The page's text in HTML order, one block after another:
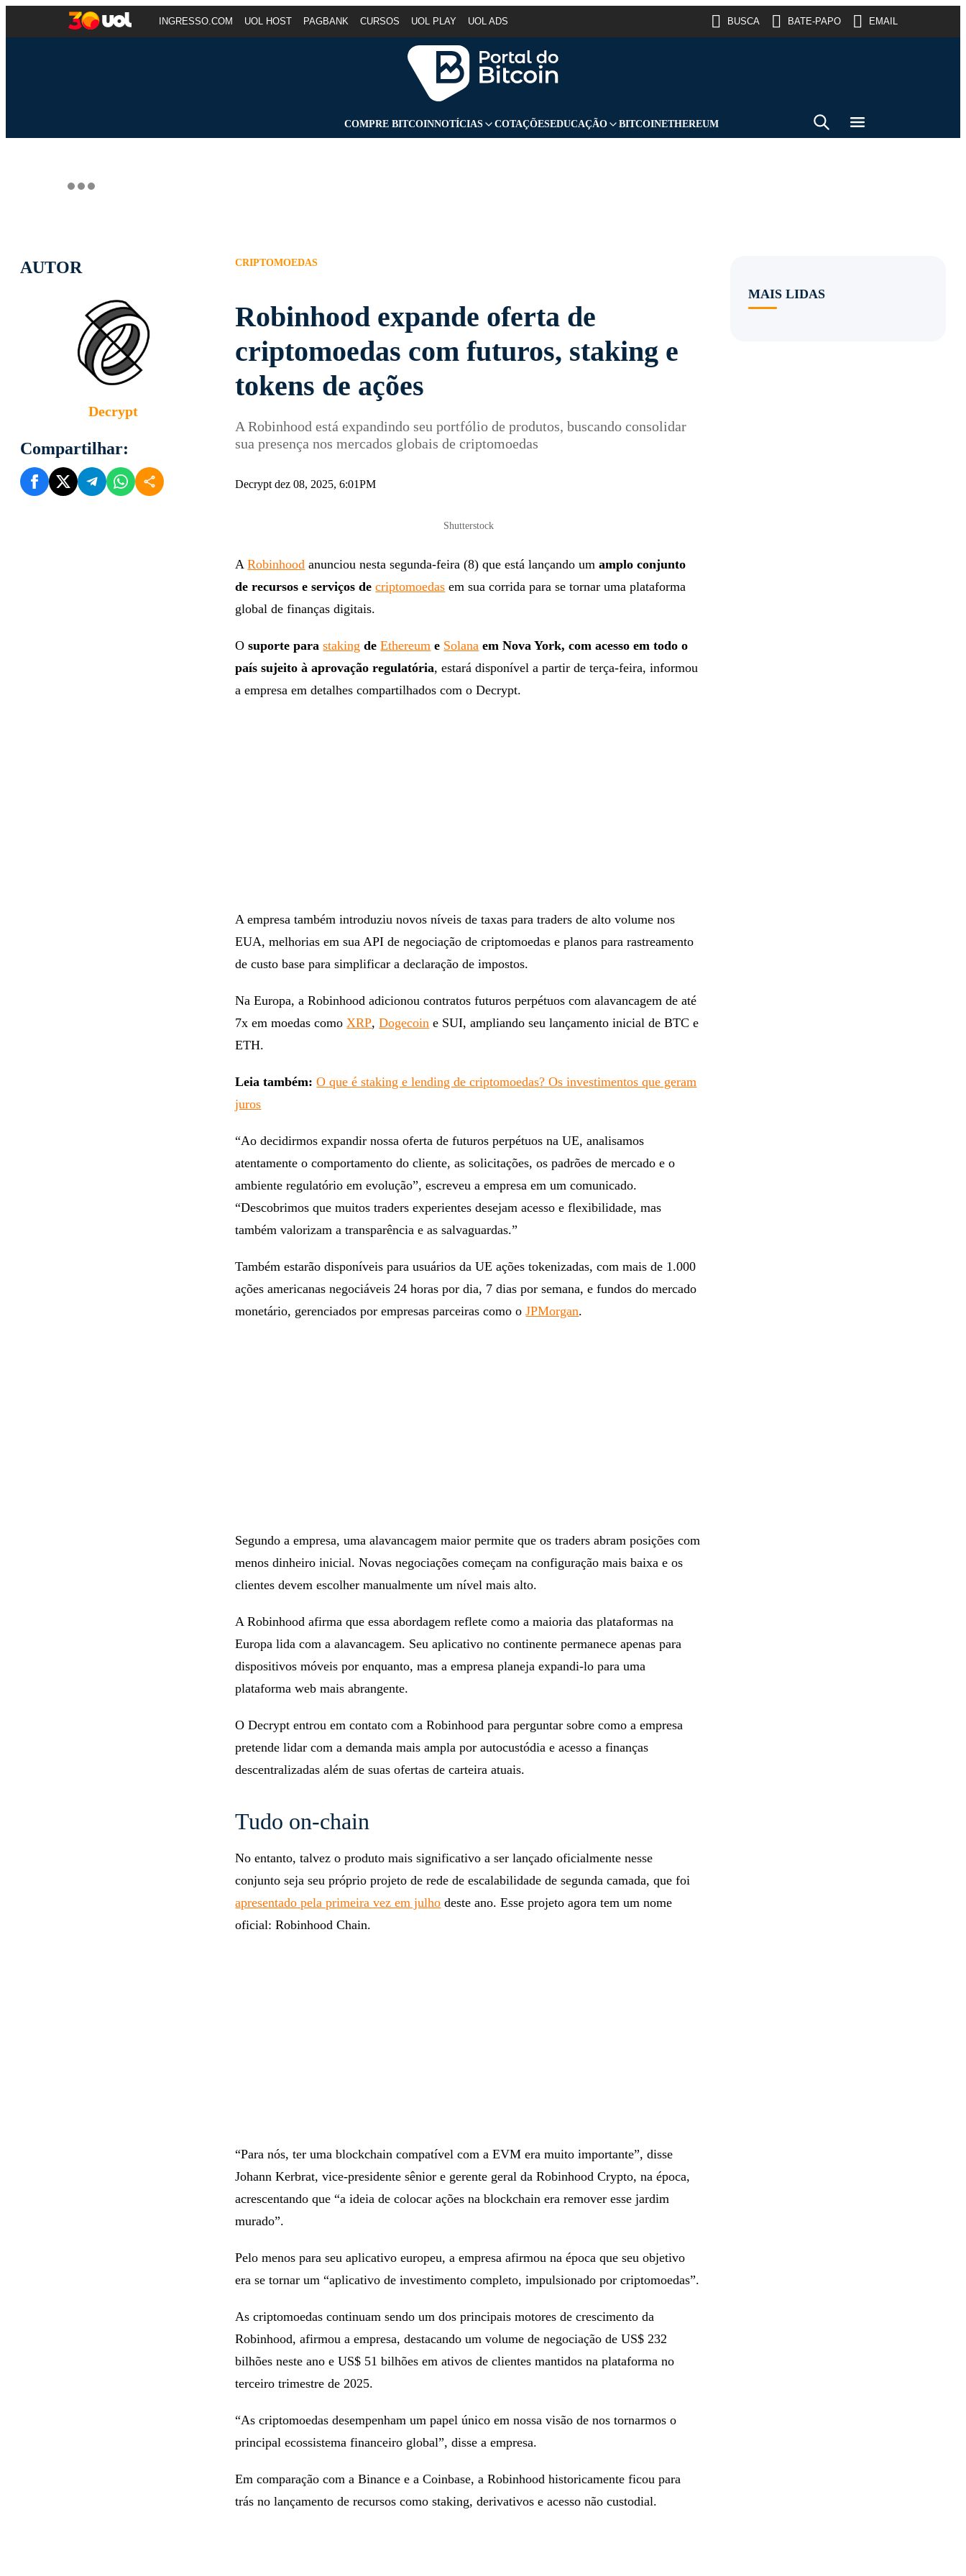
INGRESSO.COM UOL HOST PAGBANK CURSOS UOL PLAY UOL ADS BUSCA BATE-PAPO EMAIL
COMPRE BITCOINNOTÍCIAS COTAÇÕESEDUCAÇÃO BITCOINETHEREUM
AUTOR
Decrypt
Compartilhar:
CRIPTOMOEDAS
Robinhood expande oferta de
criptomoedas com futuros, staking e
tokens de ações
A Robinhood está expandindo seu portfólio de produtos, buscando consolidar
sua presença nos mercados globais de criptomoedas
Decrypt dez 08, 2025, 6:01PM
Shutterstock
ARobinhood anunciou nesta segunda-feira (8) que está lançando umamplo conjunto
de recursos e serviços decriptomoedas em sua corrida para se tornar uma plataforma
global de finanças digitais.
Osuporte parastaking deEthereum e Solana em Nova York, com acesso em todo o
país sujeito à aprovação regulatória, estará disponível a partir de terça-feira, informou
a empresa em detalhes compartilhados com o Decrypt.
A empresa também introduziu novos níveis de taxas para traders de alto volume nos
EUA, melhorias em sua API de negociação de criptomoedas e planos para rastreamento
de custo base para simplificar a declaração de impostos.
Na Europa, a Robinhood adicionou contratos futuros perpétuos com alavancagem de até
7x em moedas comoXRP,Dogecoin e SUI, ampliando seu lançamento inicial de BTC e
ETH.
Leia também:O que é staking e lending de criptomoedas? Os investimentos que geram
juros
“Ao decidirmos expandir nossa oferta de futuros perpétuos na UE, analisamos
atentamente o comportamento do cliente, as solicitações, os padrões de mercado e o
ambiente regulatório em evolução”, escreveu a empresa em um comunicado.
“Descobrimos que muitos traders experientes desejam acesso e flexibilidade, mas
também valorizam a transparência e as salvaguardas.”
Também estarão disponíveis para usuários da UE ações tokenizadas, com mais de 1.000
ações americanas negociáveis ​​24 horas por dia, 7 dias por semana, e fundos do mercado
monetário, gerenciados por empresas parceiras como oJPMorgan.
Segundo a empresa, uma alavancagem maior permite que os traders abram posições com
menos dinheiro inicial. Novas negociações começam na configuração mais baixa e os
clientes devem escolher manualmente um nível mais alto.
A Robinhood afirma que essa abordagem reflete como a maioria das plataformas na
Europa lida com a alavancagem. Seu aplicativo no continente permanece apenas para
dispositivos móveis por enquanto, mas a empresa planeja expandi-lo para uma
plataforma web mais abrangente.
O Decrypt entrou em contato com a Robinhood para perguntar sobre como a empresa
pretende lidar com a demanda mais ampla por autocustódia e acesso a finanças
descentralizadas além de suas ofertas de carteira atuais.
Tudo on-chain
No entanto, talvez o produto mais significativo a ser lançado oficialmente nesse
conjunto seja seu próprio projeto de rede de escalabilidade de segunda camada, que foi
apresentado pela primeira vez em julho deste ano. Esse projeto agora tem um nome
oficial: Robinhood Chain.
“Para nós, ter uma blockchain compatível com a EVM era muito importante”, disse
Johann Kerbrat, vice-presidente sênior e gerente geral da Robinhood Crypto, na época,
acrescentando que “a ideia de colocar ações na blockchain era remover esse jardim
murado”.
Pelo menos para seu aplicativo europeu, a empresa afirmou na época que seu objetivo
era se tornar um “aplicativo de investimento completo, impulsionado por criptomoedas”.
As criptomoedas continuam sendo um dos principais motores de crescimento da
Robinhood, afirmou a empresa, destacando um volume de negociação de US$ 232
bilhões neste ano e US$ 51 bilhões em ativos de clientes mantidos na plataforma no
terceiro trimestre de 2025.
“As criptomoedas desempenham um papel único em nossa visão de nos tornarmos o
principal ecossistema financeiro global”, disse a empresa.
Em comparação com a Binance e a Coinbase, a Robinhood historicamente ficou para
trás no lançamento de recursos como staking, derivativos e acesso não custodial.
MAIS LIDAS